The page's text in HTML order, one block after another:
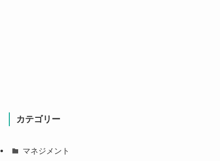
カテゴリー
マネジメント